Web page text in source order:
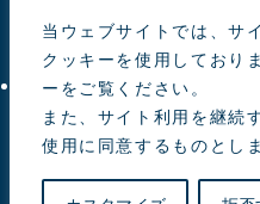
当ウェブサイトでは、サ
クッキーを使用しており
ーをご覧ください。
また、サイト利用を継続
使用に同意するものとし
お問い合わせ